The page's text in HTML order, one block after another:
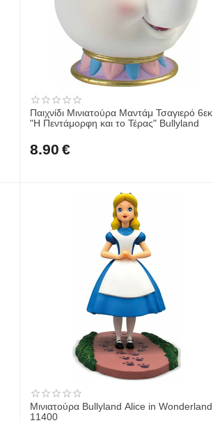
Παιχνίδι Μινιατούρα Μαντάμ Τσαγιερό 6εκ.
"Η Πεντάμορφη και το Τέρας" Bullyland
8.90 €
Μινιατούρα Bullyland Alice in Wonderland
11400